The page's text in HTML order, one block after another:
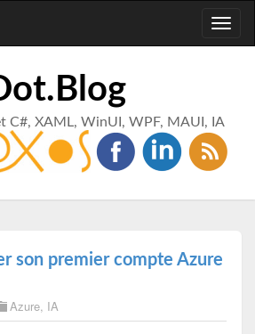
C#, XAML, WinUI, WPF, MAUI, IA
son premier compte Azure
Azure, IA